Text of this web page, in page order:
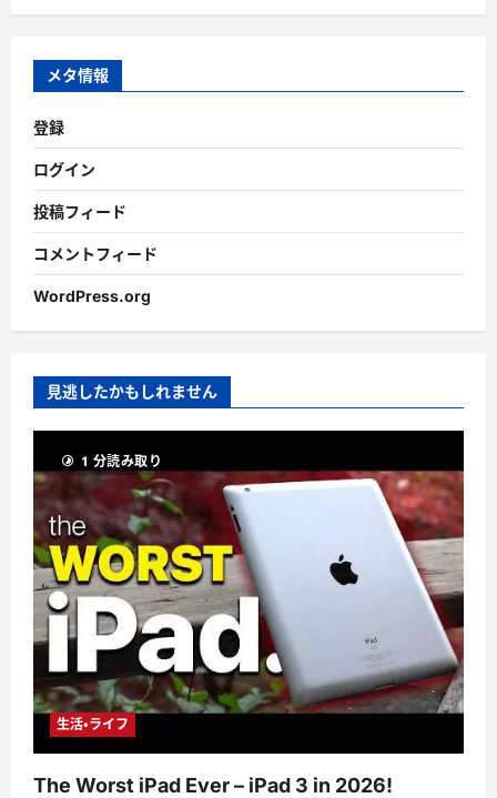
カ
ブ
メタ情報
登録
ログイン
投稿フィード
コメントフィード
WordPress.org
見逃したかもしれません
1 分読み取り
生活・ライフ
The Worst iPad Ever – iPad 3 in 2026!